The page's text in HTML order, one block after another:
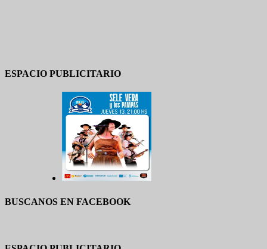
ESPACIO PUBLICITARIO
BUSCANOS EN FACEBOOK